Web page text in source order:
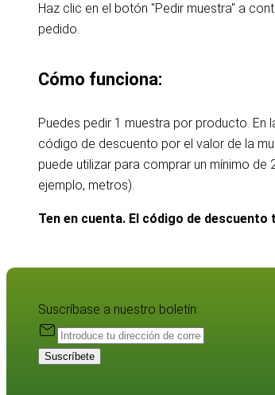
Haz clic en el botón "Pedir muestra" a
pedido.
Cómo funciona:
Puedes pedir 1 muestra por producto. En
código de descuento por el valor de la
puede utilizar para comprar un mínimo
ejemplo, metros).
Ten en cuenta. El código de descuento
Suscríbase a nuestro boletín:
Suscríbete